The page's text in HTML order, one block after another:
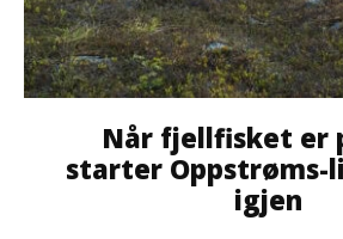
Når fjellfisket er
starter Oppstrøms-
igjen